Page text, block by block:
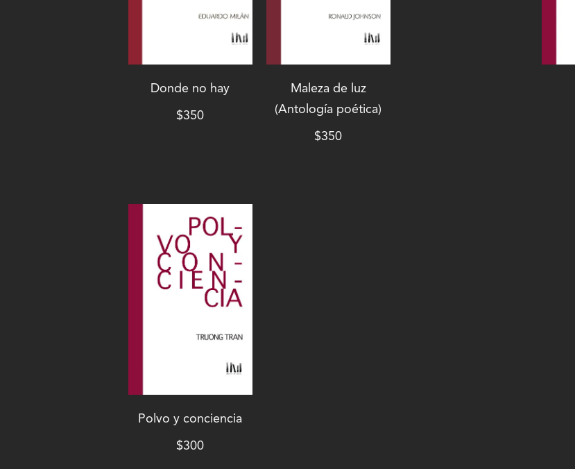
Donde no hay
$350
Maleza de luz
(Antología poética)
$350
Polvo y conciencia
$300